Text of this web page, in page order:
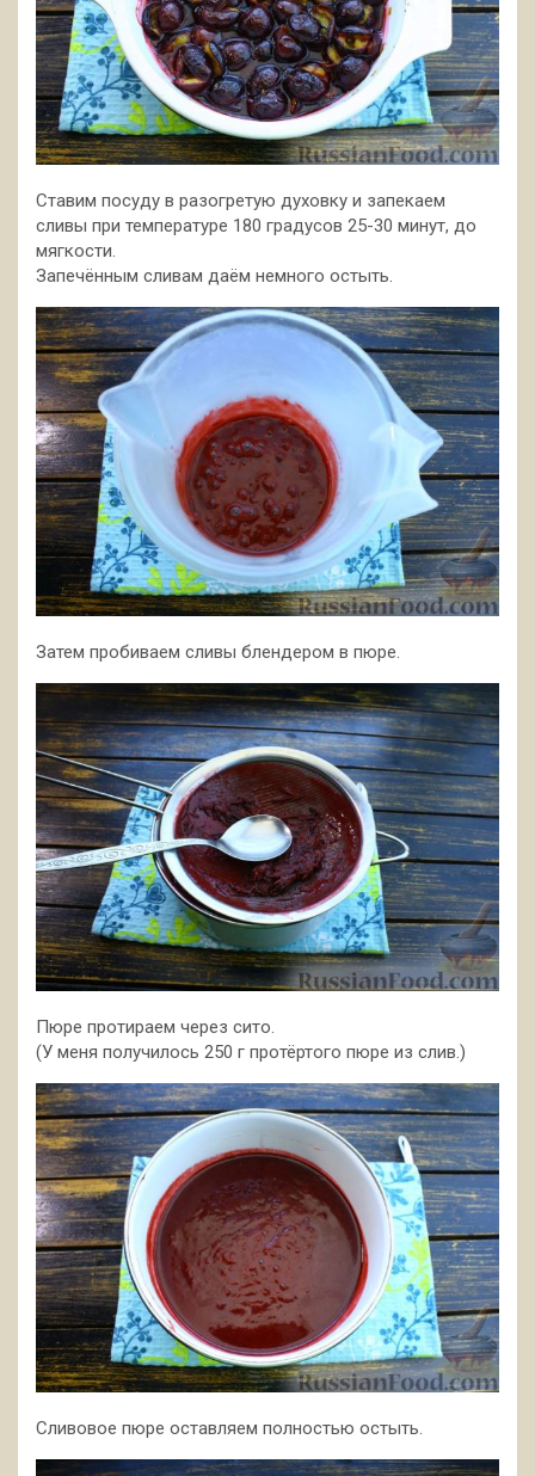
Ставим посуду в разогретую духовку и запекаем
сливы при температуре 180 градусов 25-30 минут, до
мягкости.
Запечённым сливам даём немного остыть.
Затем пробиваем сливы блендером в пюре.
Пюре протираем через сито.
(У меня получилось 250 г протёртого пюре из слив.)
Сливовое пюре оставляем полностью остыть.